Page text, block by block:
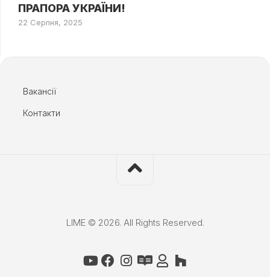
ПРАПОРА УКРАЇНИ!
22 Серпня, 2025
Вакансії
Контакти
LIME © 2026. All Rights Reserved.